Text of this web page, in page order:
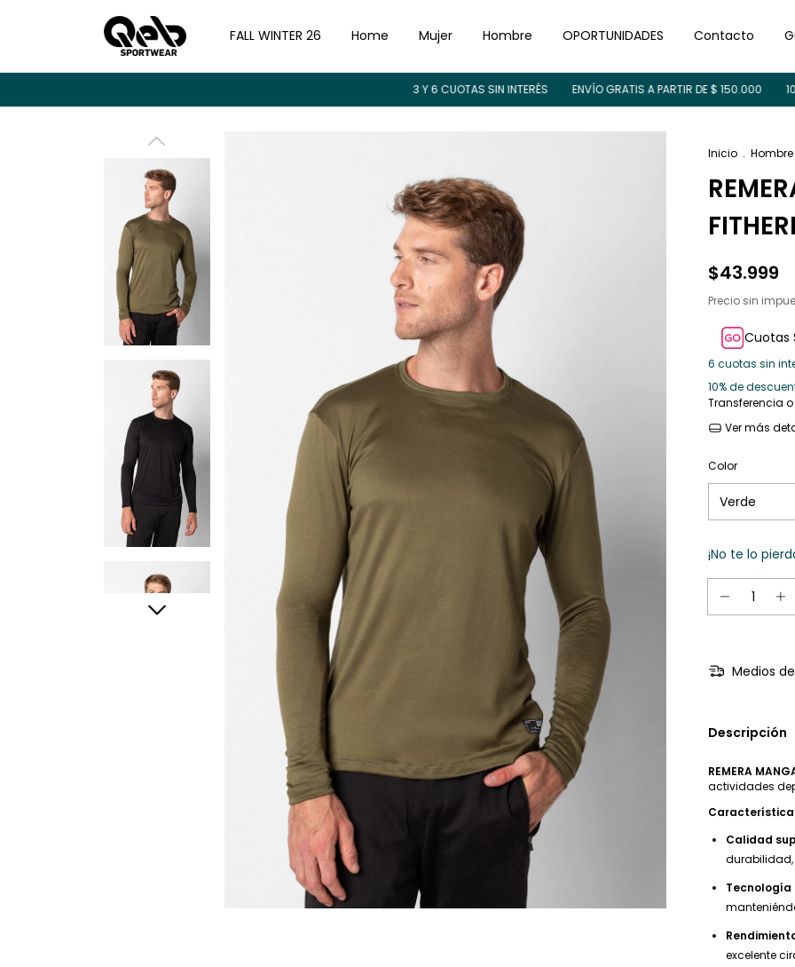
FALL WINTER 26 Home Mujer Hombre OPORTUNIDADES Contacto
3 Y 6 CUOTAS SIN INTERÉS ENVÍO GRATIS A PARTIR DE $ 150.000 10% OFF
Inicio . Hombre
$43.999
Precio sin
Cuotas
6 cuotas sin
10% de
Transferencia
Ver más
Color
¡No te lo
Medios
Descripción
REMERA
actividades
Calidad
durabilidad,
Tecnología
excelente